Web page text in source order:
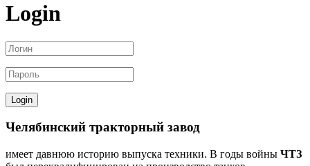
Login
Челябинский тракторный завод
имеет давнюю историю выпуска техники. В годы войны ЧТЗ